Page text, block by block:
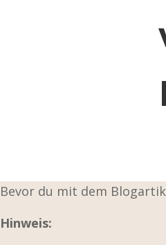
Bevor du mit dem
Hinweis: